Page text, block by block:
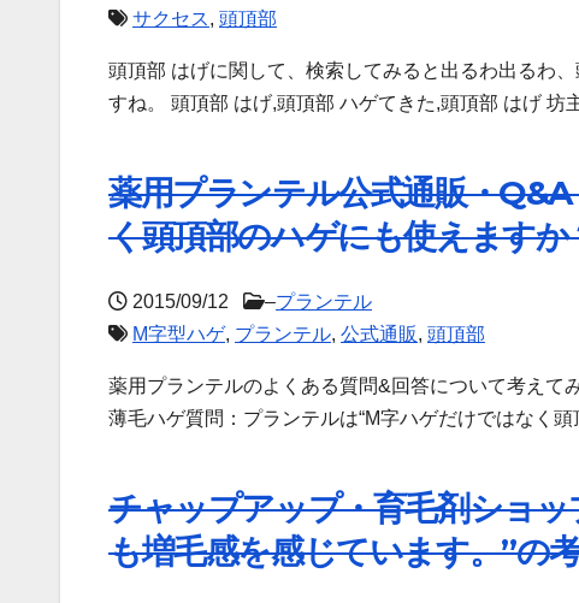
サクセス, 頭頂部
頭頂部 はげに関して、検索してみると出るわ出るわ
すね。 頭頂部 はげ,頭頂部 ハゲてきた,頭頂部 はげ 坊
薬用プランテル公式通販・
く頭頂部のハゲにも使えますか
2015/09/12 –プランテル
M字型ハゲ, プランテル, 公式通販, 頭頂部
薬用プランテルのよくある質問&回答について考えて
薄毛ハゲ質問：プランテルは“M字ハゲだけではなく
チャップアップ・育毛剤ショ
も増毛感を感じています。”の